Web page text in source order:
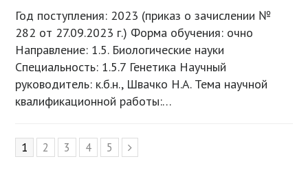
Год поступления: 2023 (приказ о зачислении №
282 от 27.09.2023 г.) Форма обучения: очно
Направление: 1.5. Биологические науки
Специальность: 1.5.7 Генетика Научный
руководитель: к.б.н., Швачко Н.А. Тема научной
квалификационной работы:…
Page
1 Page
2 Page
3 Page
4 Page
5